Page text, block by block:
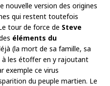
nouvelle version des origines
qui restent toutefois
tour de force de Steve
éléments du
(la mort de sa famille, sa
les étoffer en y rajoutant
exemple ce virus
du peuple martien. Le